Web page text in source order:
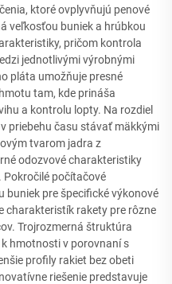
ktoré ovplyvňujú penové
veľkosťou buniek a hrúbkou
pričom kontrola
jednotlivými výrobnými
pláta umožňuje presné
tam, kde prináša
a kontrolu lopty. Na rozdiel
priebehu času stávať mäkkými
tvarom jadra z
odozvové charakteristiky
Pokročilé počítačové
buniek pre špecifické výkonové
charakteristík rakety pre rôzne
Trojrozmerná štruktúra
hmotnosti v porovnaní s
profily rakiet bez obeti
riešenie predstavuje